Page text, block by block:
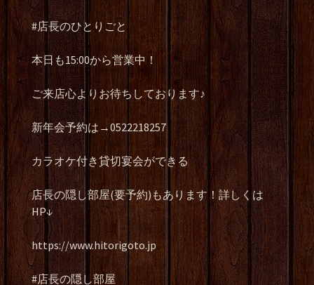
#店長のひとりごと
本日も15:00から営業中！
ご来店心よりお待ちしております♪
新年会予約は→0522218257
カラオケ付き貸切宴会ができる
店長の隠し部屋(要予約)もあります！詳しくは
HP↓
https://www.hitorigoto.jp
#店長の隠し部屋